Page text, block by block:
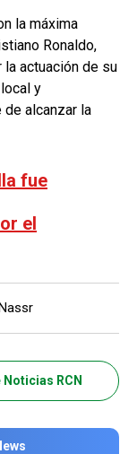
la máxima
Ronaldo,
actuación de su
y
alcanzar la
fue
el
RCN